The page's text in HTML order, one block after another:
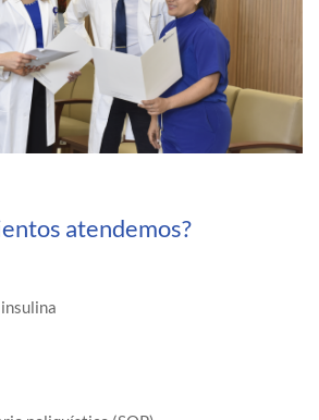
atendemos?